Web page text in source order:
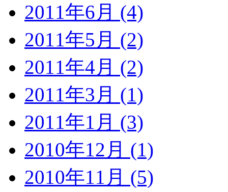
2011年6月 (4)
2011年5月 (2)
2011年4月 (2)
2011年3月 (1)
2011年1月 (3)
2010年12月 (1)
2010年11月 (5)